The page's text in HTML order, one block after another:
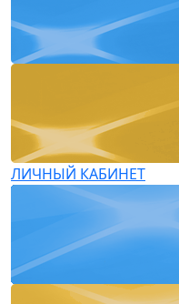
ЛИЧНЫЙ КАБИНЕТ